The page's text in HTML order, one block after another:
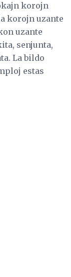
korojn
korojn uzante
uzante
senjunta,
La bildo
estas